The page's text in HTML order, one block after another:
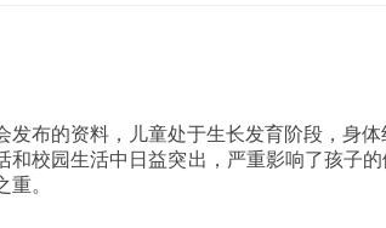
发布的资料，儿童处于生长发育阶段，身
和校园生活中日益突出，严重影响了孩子
。